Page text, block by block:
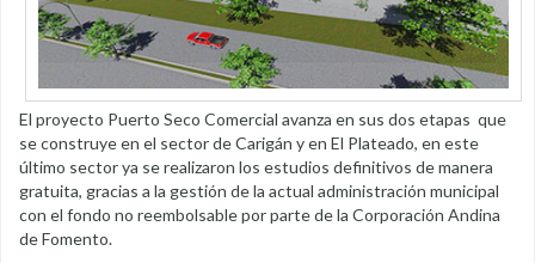
El proyecto Puerto Seco Comercial avanza en sus dos etapas que
se construye en el sector de Carigán y en El Plateado, en este
último sector ya se realizaron los estudios definitivos de manera
gratuita, gracias a la gestión de la actual administración municipal
con el fondo no reembolsable por parte de la Corporación Andina
de Fomento.